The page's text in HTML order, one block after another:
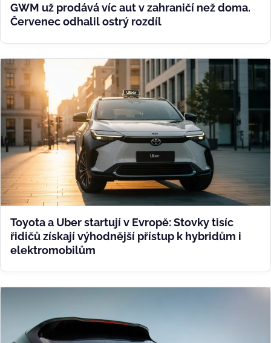
GWM už prodává víc aut v zahraničí než doma.
Červenec odhalil ostrý rozdíl
Toyota a Uber startují v Evropě: Stovky tisíc
řidičů získají výhodnější přístup k hybridům i
elektromobilům